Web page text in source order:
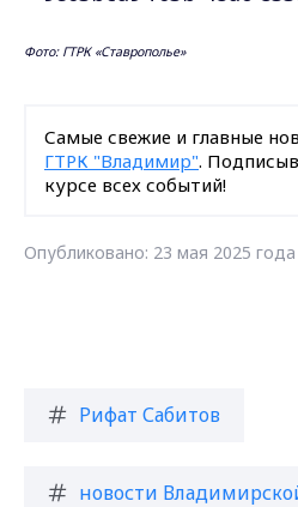
Фото: ГТРК «Ставрополье»
Самые свежие и главные
ГТРК "Владимир".
курсе всех событий!
Опубликовано: 23 мая 2025 года
Рифат Сабитов
новости